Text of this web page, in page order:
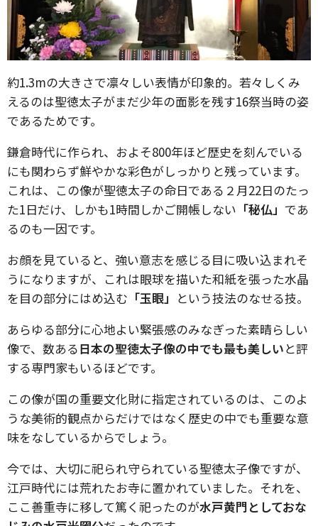
約1.3mの大きさで凛々しい表情が印象的。若々しくみ
えるのは聖徳太子がまだ少年の面影を残す16祭当時の姿
であるためです。
鎌倉時代に作られ、およそ800年ほど歴史を刻んでいる
にも関わらず鮮やかな彩色がしっかりと残っています。
これは、この像が聖徳太子の命日である２月22日のたっ
た1日だけ、しかも1時間しかご開帳しない 「秘仏」 であ
るのも一因です。
お顔を見ていると、強い意志を感じる目に吸い込まれそ
うになりますが、これは眼球を描いた和紙を張った水晶
を目の部分にはめ込む 「玉眼」 という技法のなせる技。
あらゆる部分に心地よい緊張感のみなぎった素晴らしい
像で、数ある日本の聖徳太子像の中でも最も美しいと評
する専門家もいるほどです。
この像が国の重要文化財に指定されているのは、このよ
うな美術的観点からだけではなく歴史の中でも重要な意
味をなしているからでしょう。
今では、大切に祀られ守られている聖徳太子像ですが、
江戸時代には荒れたお寺に置かれていました。それを、
ここ善重寺に移して篤く祀ったのが水戸黄門としておな